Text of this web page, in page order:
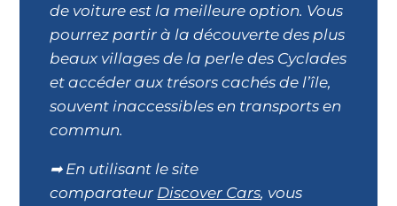
de voiture est la meilleure option. Vous
pourrez partir à la découverte des plus
beaux villages de la perle des Cyclades
et accéder aux trésors cachés de l’île,
souvent inaccessibles en transports en
commun.
➡ En utilisant le site
comparateur Discover Cars, vous